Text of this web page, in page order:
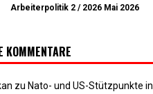
Arbeiterpolitik 2 / 2026 Mai 2026
KOMMENTARE
zu Nato- und US-Stützpunkte in